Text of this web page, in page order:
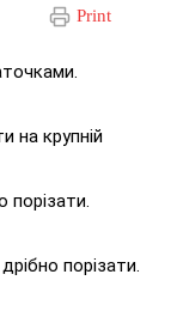
Print
на крупній
порізати.